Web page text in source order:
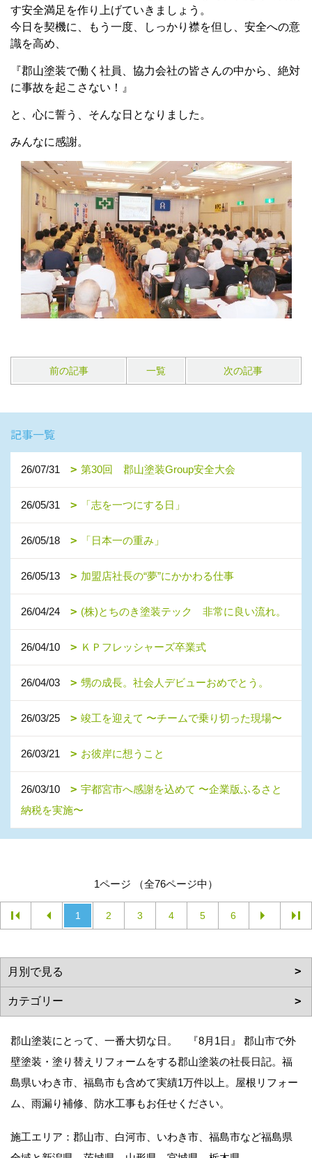
す安全満足を作り上げていきましょう。
今日を契機に、もう一度、しっかり襟を但し、安全への意
識を高め、
『郡山塗装で働く社員、協力会社の皆さんの中から、絶対
に事故を起こさない！』
と、心に誓う、そんな日となりました。
みんなに感謝。
前の記事 一覧 次の記事
記事一覧
26/07/31 第30回 郡山塗装Group安全大会
26/05/31 「志を一つにする日」
26/05/18 「日本一の重み」
26/05/13 加盟店社長の“夢”にかかわる仕事
26/04/24 (株)とちのき塗装テック 非常に良い流れ。
26/04/10 ＫＰフレッシャーズ卒業式
26/04/03 甥の成長。社会人デビューおめでとう。
26/03/25 竣工を迎えて 〜チームで乗り切った現場〜
26/03/21 お彼岸に想うこと
26/03/10
宇都宮市へ感謝を込めて 〜企業版ふるさと
納税を実施〜
1ページ （全76ページ中）
1 2 3 4 5 6
郡山塗装にとって、一番大切な日。 『8月1日』 郡山市で外
壁塗装・塗り替えリフォームをする郡山塗装の社長日記。福
島県いわき市、福島市も含めて実績1万件以上。屋根リフォー
ム、雨漏り補修、防水工事もお任せください。
施工エリア：郡山市、白河市、いわき市、福島市など福島県